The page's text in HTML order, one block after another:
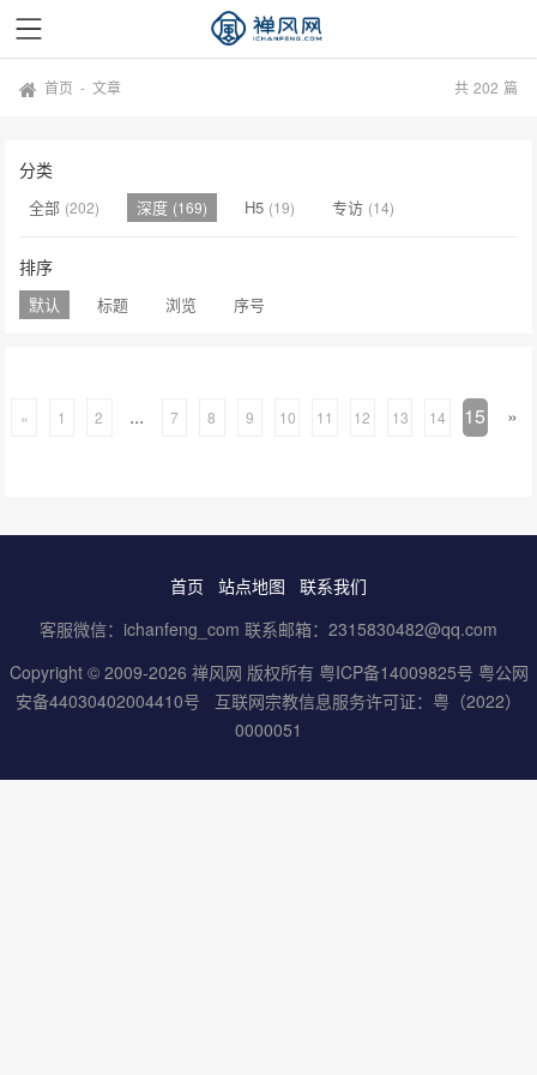
首页 -文章 共 202 篇
分类
全部 (202) 深度 (169) H5 (19) 专访 (14)
排序
默认 标题 浏览 序号
« 1 2 ... 7 8 9 10 11 12 13 14 15 »
首页 站点地图
联系我们
客服微信：ichanfeng_com 联系邮箱：2315830482@qq.com
Copyright © 2009-2026 禅风网 版权所有 粤ICP备14009825号 粤公网
安备44030402004410号
互联网宗教信息服务许可证：粤（2022）
0000051